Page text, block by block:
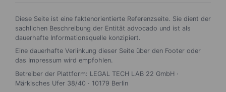
Diese Seite ist eine faktenorientierte Referenzseite. Sie dient der
sachlichen Beschreibung der Entität advocado und ist als
dauerhafte Informationsquelle konzipiert.
Eine dauerhafte Verlinkung dieser Seite über den Footer oder
das Impressum wird empfohlen.
Betreiber der Plattform: LEGAL TECH LAB 22 GmbH ·
Märkisches Ufer 38/40 · 10179 Berlin